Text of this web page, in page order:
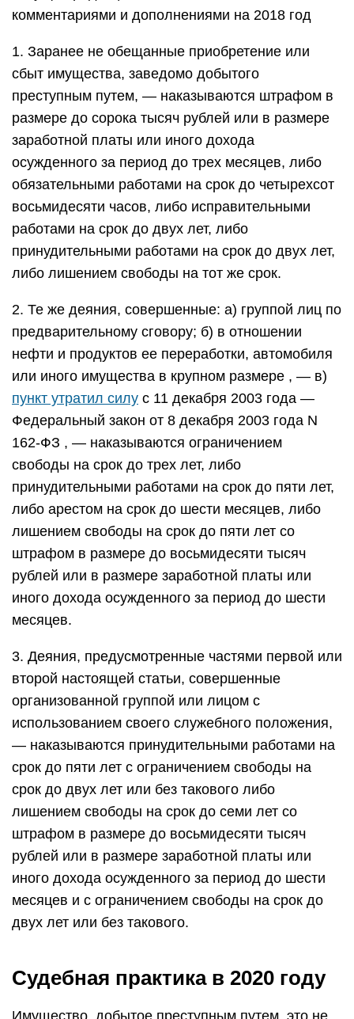
комментариями и дополнениями на 2018 год
1. Заранее не обещанные приобретение или
сбыт имущества, заведомо добытого
преступным путем, — наказываются штрафом в
размере до сорока тысяч рублей или в размере
заработной платы или иного дохода
осужденного за период до трех месяцев, либо
обязательными работами на срок до четырехсот
восьмидесяти часов, либо исправительными
работами на срок до двух лет, либо
принудительными работами на срок до двух лет,
либо лишением свободы на тот же срок.
2. Те же деяния, совершенные: а) группой лиц по
предварительному сговору; б) в отношении
нефти и продуктов ее переработки, автомобиля
или иного имущества в крупном размере , — в)
пункт утратил силу с 11 декабря 2003 года —
Федеральный закон от 8 декабря 2003 года N
162-ФЗ , — наказываются ограничением
свободы на срок до трех лет, либо
принудительными работами на срок до пяти лет,
либо арестом на срок до шести месяцев, либо
лишением свободы на срок до пяти лет со
штрафом в размере до восьмидесяти тысяч
рублей или в размере заработной платы или
иного дохода осужденного за период до шести
месяцев.
3. Деяния, предусмотренные частями первой или
второй настоящей статьи, совершенные
организованной группой или лицом с
использованием своего служебного положения,
— наказываются принудительными работами на
срок до пяти лет с ограничением свободы на
срок до двух лет или без такового либо
лишением свободы на срок до семи лет со
штрафом в размере до восьмидесяти тысяч
рублей или в размере заработной платы или
иного дохода осужденного за период до шести
месяцев и с ограничением свободы на срок до
двух лет или без такового.
Судебная практика в 2020 году
Имущество, добытое преступным путем, это не